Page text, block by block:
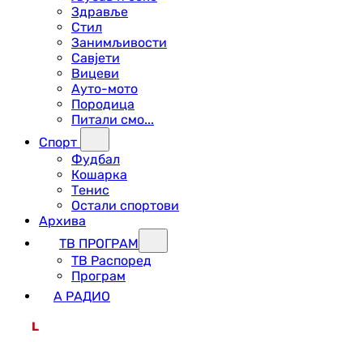
Здравље
Стил
Занимљивости
Савјети
Вицеви
Ауто-мото
Породица
Питали смо...
Спорт
Фудбал
Кошарка
Тенис
Остали спортови
Архива
ТВ ПРОГРАМ
ТВ Распоред
Програм
А РАДИО
L